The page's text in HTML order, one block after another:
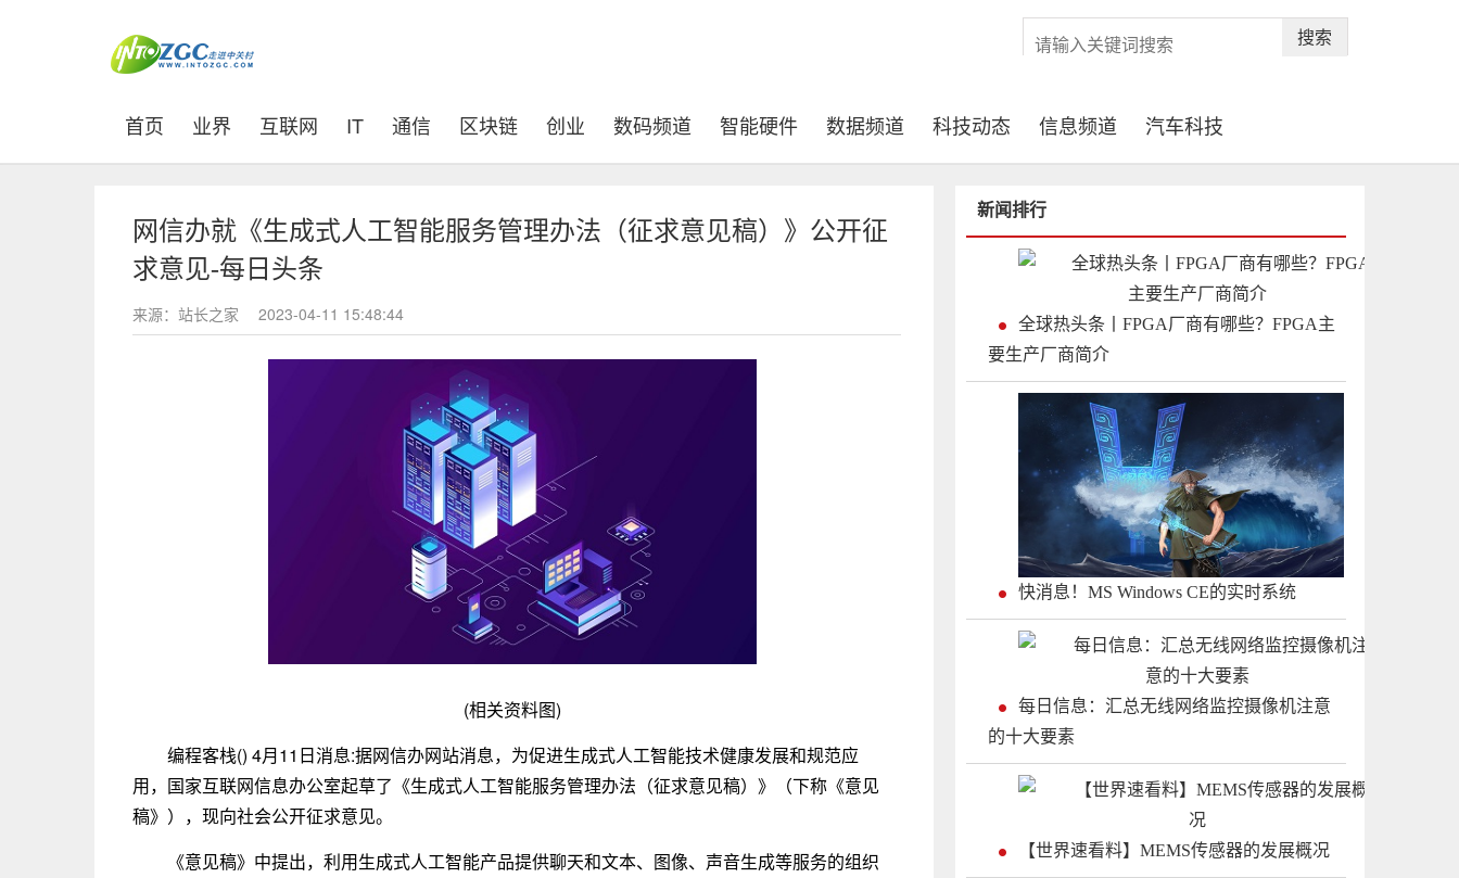
搜索
首页 (current)
业界 互联网 IT 通信 区块链 创业 数码频道 智能硬件 数据频道 科技动态 信息频道 汽车科技
网信办就《生成式人工智能服务管理办法（征求意见稿）》公开征
求意见-每日头条
来源：站长之家 2023-04-11 15:48:44
(相关资料图)
编程客栈() 4月11日消息:据网信办网站消息，为促进生成式人工智能技术健康发展和规范应
用，国家互联网信息办公室起草了《生成式人工智能服务管理办法（征求意见稿）》（下称《意见
稿》），现向社会公开征求意见。
《意见稿》中提出，利用生成式人工智能产品提供聊天和文本、图像、声音生成等服务的组织
新闻排行
全球热头条丨FPGA厂商有哪些？FPGA主
要生产厂商简介
快消息！MS Windows CE的实时系统
每日信息：汇总无线网络监控摄像机注意
的十大要素
【世界速看料】MEMS传感器的发展概况